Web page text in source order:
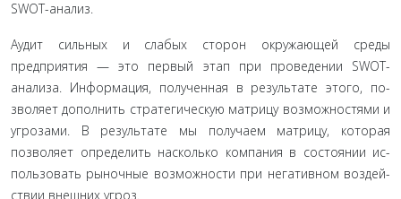
SWOT-анализ.
Аудит сильных и слабых сторон окружающей среды
предприятия — это первый этап при проведении SWOT-
анализа. Информация, полученная в результате этого, по­
зволяет дополнить стратегическую матрицу возможностями и
угрозами. В результате мы получаем матрицу, которая
позволяет определить насколько компания в состоянии ис­
пользовать рыночные возможности при негативном воздей­
ствии внешних угроз.